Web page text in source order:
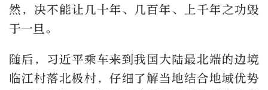
然，决不能让几十年、几百年、上千年之功毁
于一旦。
随后，习近平乘车来到我国大陆最北端的边境
临江村落北极村，仔细了解当地结合地域优势